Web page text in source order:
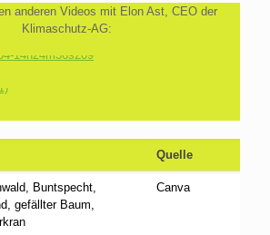
anderen Videos mit Elon Ast, CEO der
Klimaschutz-AG:
Quelle
Buntspecht,
gefällter Baum,
Canva